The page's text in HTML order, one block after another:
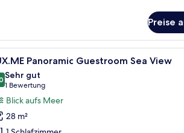
Preise
Lampe und Meerblick. Ein Hotelzimmer
8 Panoramic Guestroom Sea View
von 10
Sehr gut
1 Bewertung
(1
Bewertung)
Blick aufs Meer
28 m²